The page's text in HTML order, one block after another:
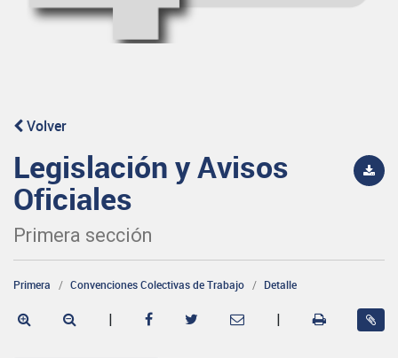
Volver
Legislación y Avisos
Oficiales
Primera sección
Primera Convenciones Colectivas de Trabajo Detalle
| |